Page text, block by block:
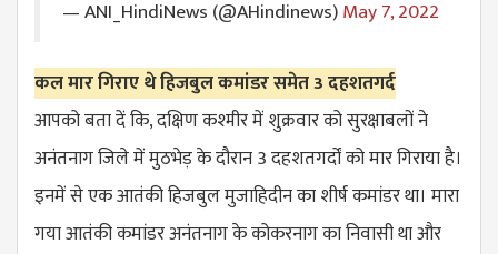
— ANI_HindiNews (@AHindinews)May 7, 2022
कल मार गिराए थे हिजबुल कमांडर समेत 3 दहशतगर्द
आपको बता दें कि, दक्षिण कश्मीर में शुक्रवार को सुरक्षाबलों ने
अनंतनाग जिले में मुठभेड़ के दौरान 3 दहशतगर्दों को मार गिराया है।
इनमें से एक आतंकी हिजबुल मुजाहिदीन का शीर्ष कमांडर था। मारा
गया आतंकी कमांडर अनंतनाग के कोकरनाग का निवासी था और